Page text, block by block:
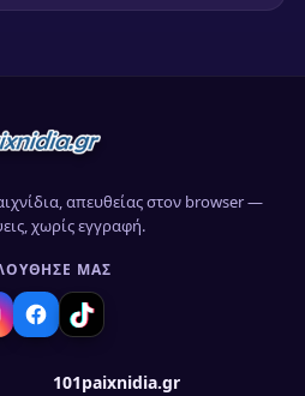
απευθείας στον browser —
χωρίς εγγραφή.
ΜΑΣ
101paixnidia.gr